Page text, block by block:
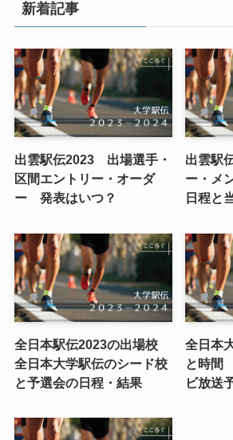
新着記事
出雲駅伝2023 出場選手・
区間エントリー・オーダ
ー 発表はいつ？
出雲駅
ー・メ
日程と
全日本駅伝2023の出場校
全日本大学駅伝のシード校
と予選会の日程・結果
全日本
と時間
ビ放送